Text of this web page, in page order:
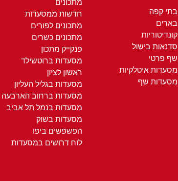
בתי קפה
בארים
קונדיטוריות
סדנאות בישול
שף פרטי
מסעדות איטלקיות
מסעדות שף
מתכונים
חדשות ממסעדות
מתכונים לפורים
מתכונים כשרים
פנקייק מתכון
מסעדות ברוטשילד
ראשון לציון
מסעדות בגליל העליון
מסעדות ברחוב הארבעה
מסעדות בנמל תל אביב
מסעדות בשוק
הפשפשים ביפו
לוח דרושים במסעדות